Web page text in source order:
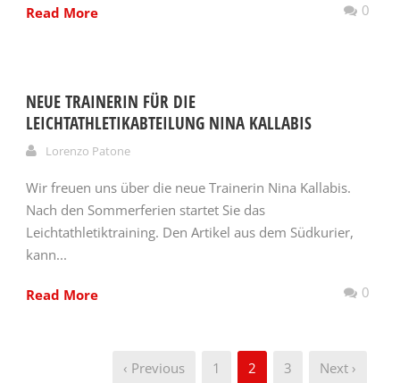
Read More 0
NEUE TRAINERIN FÜR DIE
LEICHTATHLETIKABTEILUNG NINA KALLABIS
Lorenzo Patone
Wir freuen uns über die neue Trainerin Nina Kallabis.
Nach den Sommerferien startet Sie das
Leichtathletiktraining. Den Artikel aus dem Südkurier,
kann...
Read More 0
‹ Previous 1 2 3 Next ›